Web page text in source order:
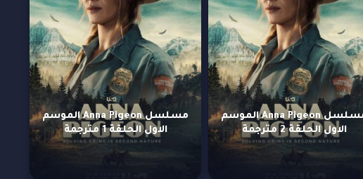
مسلسل Anna Pigeon الموسم
الاول الحلقة 2 مترجمة
مسلسل Anna Pigeon الموسم
الاول الحلقة 1 مترجمة